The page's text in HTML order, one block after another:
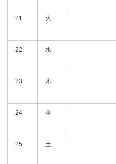
21 火
22 水
23 木
24 金
25 土